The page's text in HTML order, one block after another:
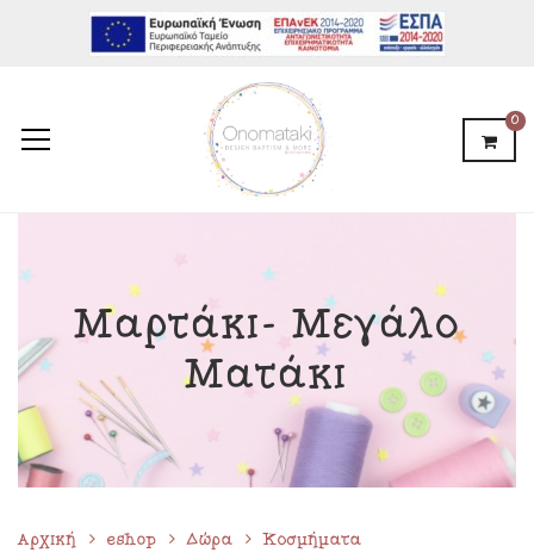
0
Μαρτάκι- Μεγάλο
Ματάκι
Αρχική eshop Δώρα
Κοσμήματα